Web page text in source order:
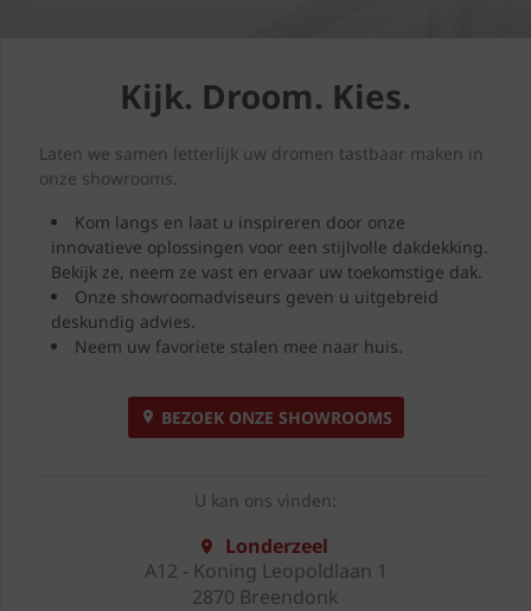
Kijk. Droom. Kies.
Laten we samen letterlijk uw dromen tastbaar maken in
onze showrooms.
Kom langs en laat u inspireren door onze
innovatieve oplossingen voor een stijlvolle dakdekking.
Bekijk ze, neem ze vast en ervaar uw toekomstige dak.
Onze showroomadviseurs geven u uitgebreid
deskundig advies.
Neem uw favoriete stalen mee naar huis.
BEZOEK ONZE SHOWROOMS
U kan ons vinden:
Londerzeel
A12 - Koning Leopoldlaan 1
2870 Breendonk